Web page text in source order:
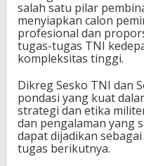
salah satu pilar
menyiapkan calon
profesional dan
tugas-tugas TNI
kompleksitas tinggi.
Dikreg Sesko TNI dan
pondasi yang kuat
strategi dan etika
dan pengalaman yang
dapat dijadikan
tugas berikutnya.